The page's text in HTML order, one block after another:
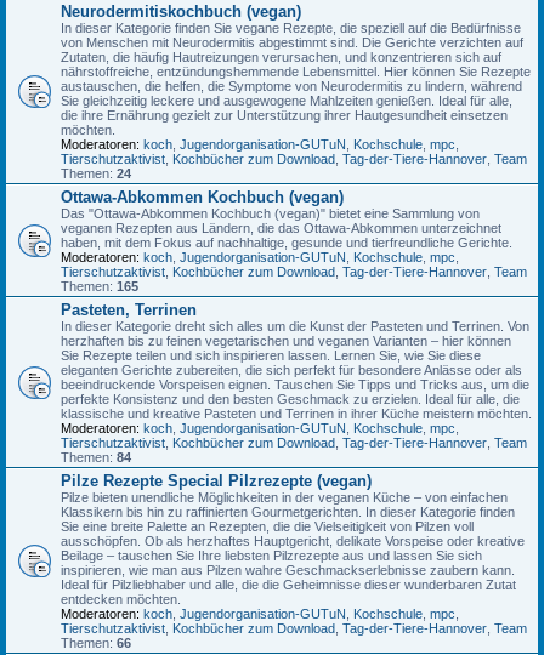
Neurodermitiskochbuch (vegan)
In dieser Kategorie finden Sie vegane Rezepte, die speziell auf die Bedürfnisse
von Menschen mit Neurodermitis abgestimmt sind. Die Gerichte verzichten auf
Zutaten, die häufig Hautreizungen verursachen, und konzentrieren sich auf
nährstoffreiche, entzündungshemmende Lebensmittel. Hier können Sie Rezepte
austauschen, die helfen, die Symptome von Neurodermitis zu lindern, während
Sie gleichzeitig leckere und ausgewogene Mahlzeiten genießen. Ideal für alle,
die ihre Ernährung gezielt zur Unterstützung ihrer Hautgesundheit einsetzen
möchten.
Moderatoren: koch Jugendorganisation-GUTuN Kochschule mpc
Tierschutzaktivist Kochbücher zum Download Tag-der-Tiere-Hannover Team
Themen: 24
Ottawa-Abkommen Kochbuch (vegan)
Das "Ottawa-Abkommen Kochbuch (vegan)" bietet eine Sammlung von
veganen Rezepten aus Ländern, die das Ottawa-Abkommen unterzeichnet
haben, mit dem Fokus auf nachhaltige, gesunde und tierfreundliche Gerichte.
Moderatoren: koch Jugendorganisation-GUTuN Kochschule mpc
Tierschutzaktivist Kochbücher zum Download Tag-der-Tiere-Hannover Team
Themen: 165
Pasteten, Terrinen
In dieser Kategorie dreht sich alles um die Kunst der Pasteten und Terrinen. Von
herzhaften bis zu feinen vegetarischen und veganen Varianten – hier können
Sie Rezepte teilen und sich inspirieren lassen. Lernen Sie, wie Sie diese
eleganten Gerichte zubereiten, die sich perfekt für besondere Anlässe oder als
beeindruckende Vorspeisen eignen. Tauschen Sie Tipps und Tricks aus, um die
perfekte Konsistenz und den besten Geschmack zu erzielen. Ideal für alle, die
klassische und kreative Pasteten und Terrinen in ihrer Küche meistern möchten.
Moderatoren: koch Jugendorganisation-GUTuN Kochschule mpc
Tierschutzaktivist Kochbücher zum Download Tag-der-Tiere-Hannover Team
Themen: 84
Pilze Rezepte Special Pilzrezepte (vegan)
Pilze bieten unendliche Möglichkeiten in der veganen Küche – von einfachen
Klassikern bis hin zu raffinierten Gourmetgerichten. In dieser Kategorie finden
Sie eine breite Palette an Rezepten, die die Vielseitigkeit von Pilzen voll
ausschöpfen. Ob als herzhaftes Hauptgericht, delikate Vorspeise oder kreative
Beilage – tauschen Sie Ihre liebsten Pilzrezepte aus und lassen Sie sich
inspirieren, wie man aus Pilzen wahre Geschmackserlebnisse zaubern kann.
Ideal für Pilzliebhaber und alle, die die Geheimnisse dieser wunderbaren Zutat
entdecken möchten.
Moderatoren: koch Jugendorganisation-GUTuN Kochschule mpc
Tierschutzaktivist Kochbücher zum Download Tag-der-Tiere-Hannover Team
Themen: 66